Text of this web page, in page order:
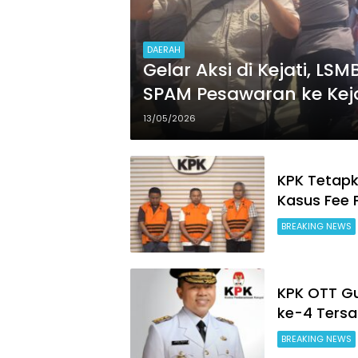
DAERAH
Gelar Aksi di Kejati,
SPAM Pesawaran ke
13/05/2026
KPK
Kasus Fee
BREAKING NEWS
KPK OTT
ke-4
BREAKING NEWS